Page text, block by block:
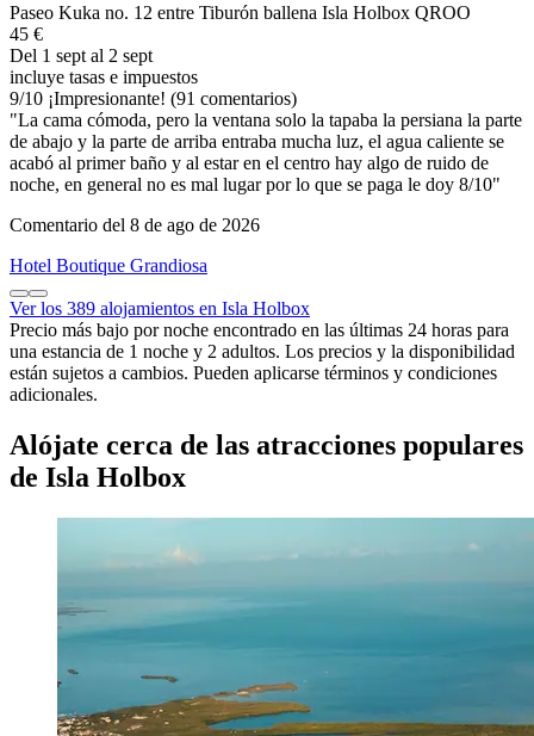
Paseo Kuka no. 12 entre Tiburón ballena Isla Holbox QROO
45 €
Del 1 sept al 2 sept
incluye tasas e impuestos
9/10 ¡Impresionante! (91 comentarios)
"La cama cómoda, pero la ventana solo la tapaba la persiana la parte
de abajo y la parte de arriba entraba mucha luz, el agua caliente se
acabó al primer baño y al estar en el centro hay algo de ruido de
noche, en general no es mal lugar por lo que se paga le doy 8/10"
Comentario del 8 de ago de 2026
Hotel Boutique Grandiosa
Ver los 389 alojamientos en Isla Holbox
Precio más bajo por noche encontrado en las últimas 24 horas para
una estancia de 1 noche y 2 adultos. Los precios y la disponibilidad
están sujetos a cambios. Pueden aplicarse términos y condiciones
adicionales.
Alójate cerca de las atracciones populares
de Isla Holbox